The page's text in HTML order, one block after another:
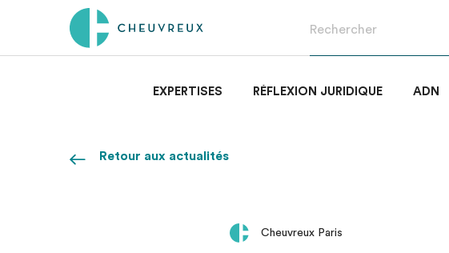
EXPERTISES RÉFLEXION JURIDIQUE ADN
Retour aux actualités
Cheuvreux Paris